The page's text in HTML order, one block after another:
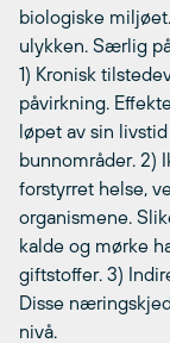
biologiske
ulykken. Særlig
1) Kronisk
påvirkning.
løpet av sin
bunnområder. 2)
forstyrret helse,
organismene.
kalde og mørke
giftstoffer. 3)
Disse
nivå.